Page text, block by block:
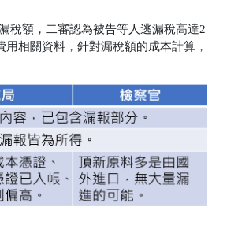
稅額，二審認為被告等人逃漏稅高達2
相關資料，針對漏稅額的成本計算，